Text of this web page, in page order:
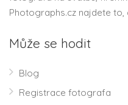
Photographs.cz najdete to,
Může se hodit
Blog
Registrace fotografa